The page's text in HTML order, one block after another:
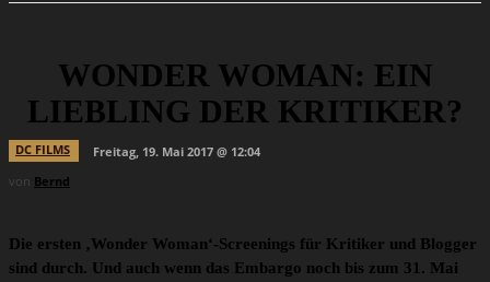
WONDER WOMAN: EIN
LIEBLING DER KRITIKER?
DC FILMS
Freitag, 19. Mai 2017 @ 12:04
von Bernd
Die ersten ‚Wonder Woman‘-Screenings für Kritiker und Blogger
sind durch. Und auch wenn das Embargo noch bis zum 31. Mai